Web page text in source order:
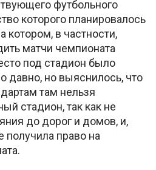
футбольного
которого планировалось
котором, в частности,
матчи чемпионата
под стадион было
давно, но выяснилось, что
там нельзя
стадион, так как не
до дорог и домов, и,
получила право на